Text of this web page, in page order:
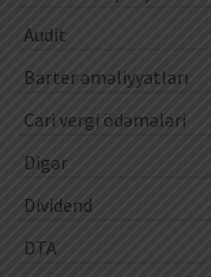
Audit
Barter əməliyyatları
Cari vergi ödəmələri
Digər
Dividend
DTA